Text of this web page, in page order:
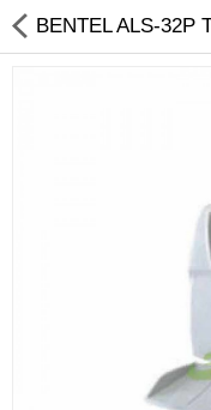
Hırsız Alarm Sistemleri